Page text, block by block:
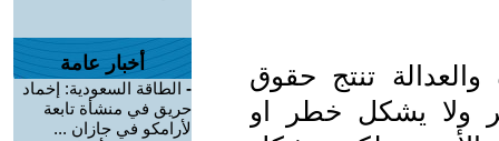
تنتج حقوق
ولا يشكل خطر او
أخبار عامة
- الطاقة السعودية: إخماد
حريق في منشأة تابعة
لأرامكو في جازان ...